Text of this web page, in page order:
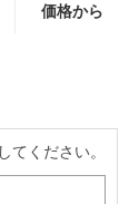
価格から
てください。